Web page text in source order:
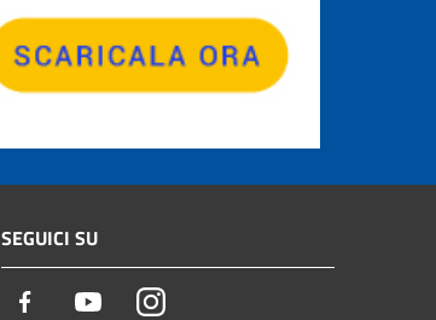
SEGUICI SU
Facebook YoutubeInstagram